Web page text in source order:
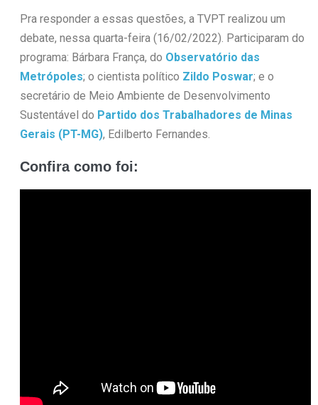
Pra responder a essas questões, a TVPT realizou um
debate, nessa quarta-feira (16/02/2022). Participaram do
programa: Bárbara França, do Observatório das
Metrópoles; o cientista político Zildo Poswar; e o
secretário de Meio Ambiente de Desenvolvimento
Sustentável do Partido dos Trabalhadores de Minas
Gerais (PT-MG), Edilberto Fernandes.
Confira como foi: